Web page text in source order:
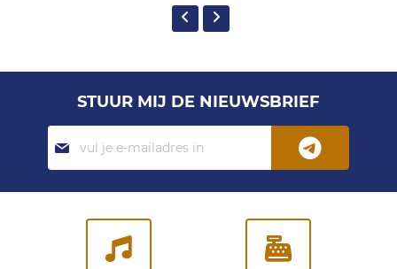
STUUR MIJ DE NIEUWSBRIEF
Abonneer
je
op